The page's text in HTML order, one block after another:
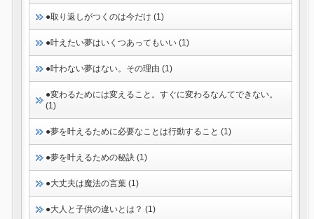
●取り返しがつくのは今だけ (1)
●叶えたい夢はいくつあってもいい (1)
●叶わない夢はない。その理由 (1)
●変わるためには変えること。すぐに変わるなんてできない。
(1)
●夢を叶えるために必要なことは行動すること (1)
●夢を叶えるための秘訣 (1)
●大丈夫は魔法の言葉 (1)
●大人と子供の違いとは？ (1)